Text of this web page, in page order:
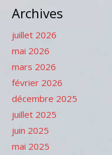
Archives
juillet 2026
mai 2026
mars 2026
février 2026
décembre 2025
juillet 2025
juin 2025
mai 2025